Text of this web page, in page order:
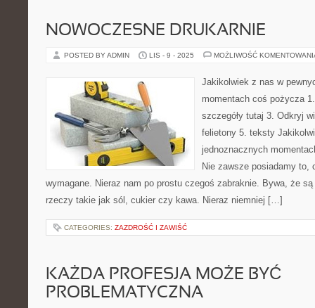
NOWOCZESNE DRUKARNIE
POSTED BY ADMIN LIS - 9 - 2025 MOŻLIWOŚĆ
Jakikolwiek z nas w
momentach coś pożycza
szczegóły tutaj 3. Odkryj
felietony 5. teksty
jednoznacznych
Nie zawsze posiadamy to,
wymagane. Nieraz nam po prostu czegoś zabraknie. Bywa, że
rzeczy takie jak sól, cukier czy kawa. Nieraz niemniej […]
CATEGORIES: ZAZDROŚĆ I ZAWIŚĆ
KAŻDA PROFESJA MOŻE BYĆ
PROBLEMATYCZNA